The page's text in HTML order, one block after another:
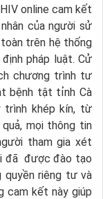
online cam kết
của người sử
trên hệ thống
pháp luật. Cử
chương trình tư
bệnh tật tỉnh Cà
trình khép kín, từ
mọi thông tin
tham gia xét
đã được đào tạo
riêng tư và
cam kết này giúp